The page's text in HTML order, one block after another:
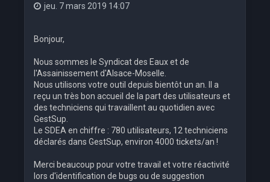
jeu. 7 mars 2019 14:07
Bonjour,
Nous sommes le Syndicat des Eaux et de
l'Assainissement d'Alsace-Moselle.
Nous utilisons votre outil depuis bientôt un an. Il a
reçu un très bon accueil de la part des utilisateurs et
des techniciens qui travaillent au quotidien avec
GestSup.
Le SDEA en chiffre : 780 utilisateurs, 12 techniciens
déclarés dans GestSup, environ 4000 tickets/an !
Merci beaucoup pour votre travail et votre réactivité
lors d'identification de bugs ou de suggestion